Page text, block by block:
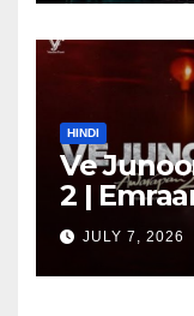
HINDI
Ve
2 |
JULY 7, 2026